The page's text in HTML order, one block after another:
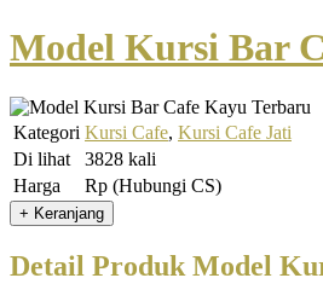
Model Kursi Bar
Kategori Kursi Cafe, Kursi Cafe Jati
Di lihat
3828 kali
Harga
Rp (Hubungi CS)
Detail Produk Model